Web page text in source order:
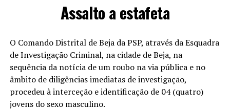
Assalto a estafeta
O Comando Distrital de Beja da PSP, através da Esquadra
de Investigação Criminal, na cidade de Beja, na
sequência da notícia de um roubo na via pública e no
âmbito de diligências imediatas de investigação,
procedeu à interceção e identificação de 04 (quatro)
jovens do sexo masculino.